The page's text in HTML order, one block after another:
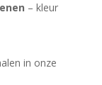
– kleur
in onze